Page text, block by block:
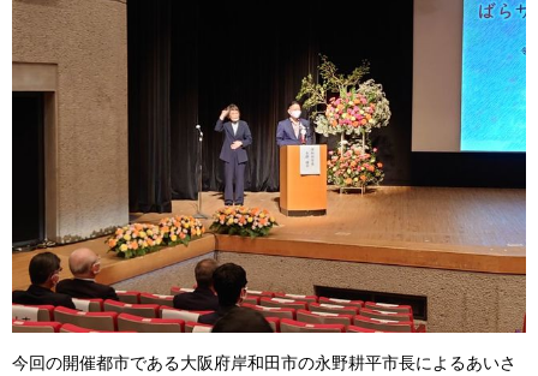
今回の開催都市である大阪府岸和田市の永野耕平市長によるあいさ